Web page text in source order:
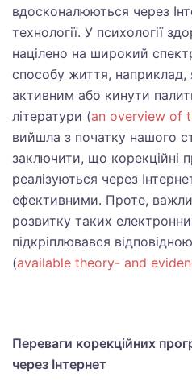
вдосконалюються через
технології. У психології
націлено на широкий
способу життя, наприклад,
активним або кинути
літератури (an overview of
вийшла з початку нашого
заключити, що корекційні
реалізуються через
ефективними. Проте,
розвитку таких
підкріплювався
(available theory- and
Переваги корекційних
через Інтернет